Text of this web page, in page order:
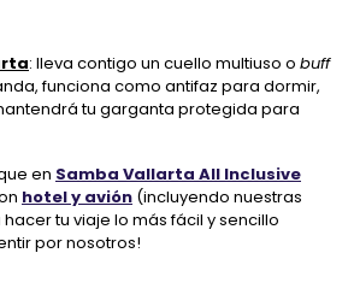
: lleva contigo un cuello multiuso o buff
funciona como antifaz para dormir,
tu garganta protegida para
en Samba Vallarta All Inclusive
hotel y avión (incluyendo nuestras
hacer tu viaje lo más fácil y sencillo
por nosotros!